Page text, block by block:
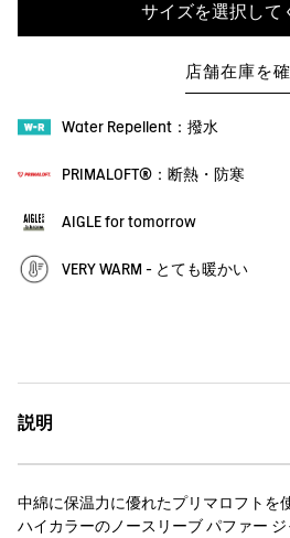
サイズを選択して
店舗在庫を
Water Repellent：撥水
PRIMALOFT®：断熱・防寒
AIGLE for tomorrow
VERY WARM - とても暖かい
説明
中綿に保温力に優れたプリマロフトを
ハイカラーのノースリーブ パファー